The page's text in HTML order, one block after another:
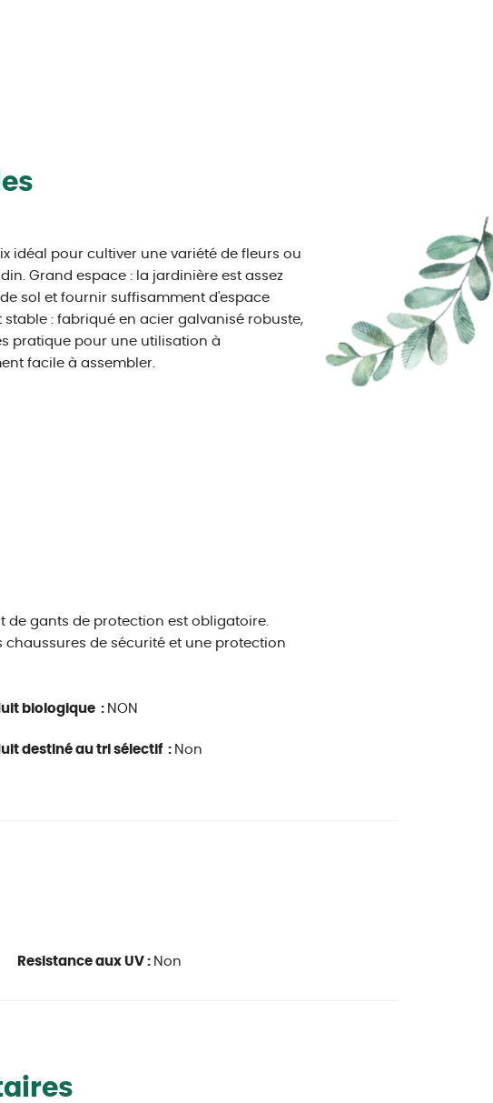
idéal pour cultiver une variété de fleurs ou
Grand espace : la jardinière est assez
sol et fournir suffisamment d'espace
: fabriqué en acier galvanisé robuste,
pratique pour une utilisation à
facile à assembler.
de gants de protection est obligatoire.
chaussures de sécurité et une protection
biologique : NON
destiné au tri sélectif : Non
Resistance aux UV : Non